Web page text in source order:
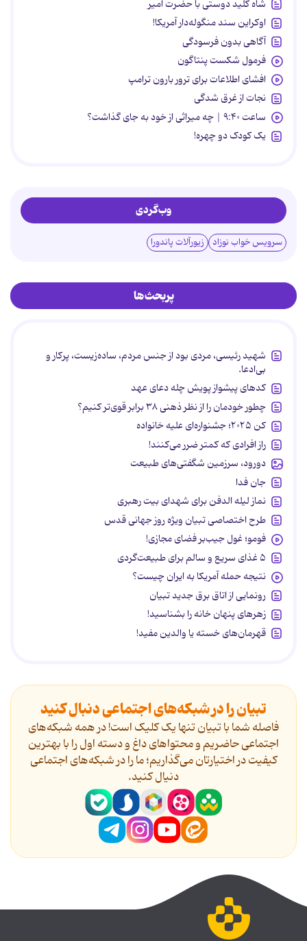
شاه کلید دوستی با حضرت امیر
اوکراین سند منگوله‌دار آمریکا!
آگاهی بدون فرسودگی
فرمول شکست پنتاگون
افشای اطلاعات برای ترور بارون ترامپ
نجات از غرق شدگی
ساعت ۹:۴۰ | چه میراثی از خود به جای گذاشت؟
یک کودک دو چهره!
وب‌گردی
سرویس خواب نوزاد زیورآلات پاندورا
پربحث‌ها
شهید رئیسی، مردی بود از جنس مردم، ساده‌زیست، پرکار و
بی‌ادعا.
کدهای پیشواز پویش چله دعای عهد
چطور خودمان را از نظر ذهنی ۳۸ برابر قوی‌تر کنیم؟
کن ۲۰۲۵؛ جشنواره‌ای علیه خانواده
راز افرادی که کمتر ضرر می‌کنند!
دورود، سرزمین شگفتی‌های طبیعت
جان فدا
نماز لیله الدفن برای شهدای بیت رهبری
طرح اختصاصی تبیان ویژه روز جهانی قدس
فومو؛ غول جیب‌بر فضای مجازی!
۵ غذای سریع و سالم برای طبیعت‌گردی
نتیجه حمله آمریکا به ایران چیست؟
رونمایی از اتاق برق جدید تبیان
زهرهای پنهان خانه را بشناسید!
قهرمان‌های خسته یا والدین مفید!
تبیان را در شبکه‌های اجتماعی دنبال کنید
فاصله شما با تبیان تنها یک کلیک است! در همه شبکه‌های
اجتماعی حاضریم و محتواهای داغ و دسته اول را با بهترین
کیفیت در اختیارتان می‌گذاریم؛ ما را در شبکه‌های اجتماعی
دنیال کنید.